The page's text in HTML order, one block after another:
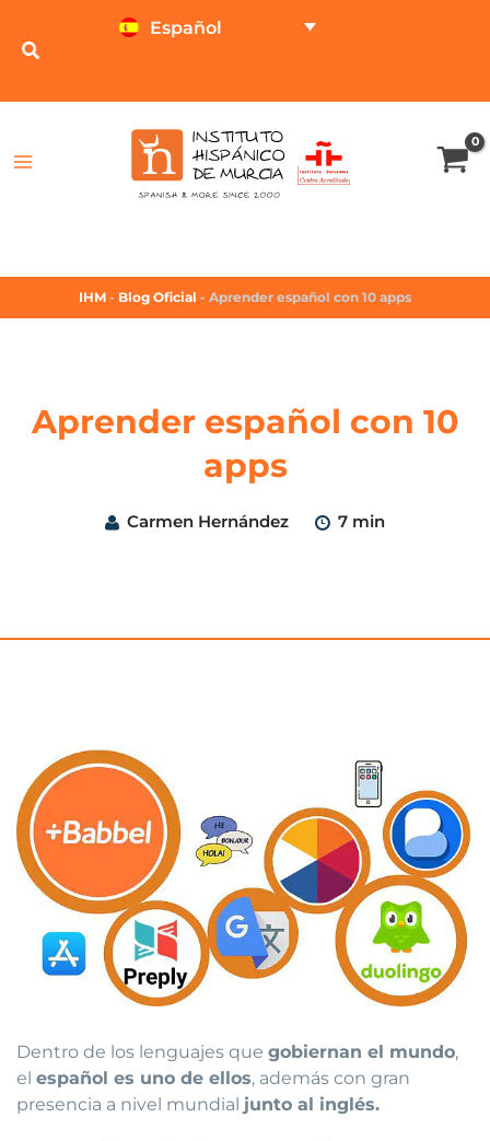
Español
IHM - Blog Oficial - Aprender español con 10 apps
Aprender español con 10
apps
Carmen Hernández 7 min
Dentro de los lenguajes que gobiernan el mundo,
el español es uno de ellos, además con gran
presencia a nivel mundial junto al inglés.